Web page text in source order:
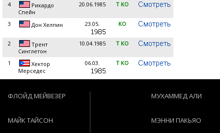
4
Рикардо
Спейн
20.06.1985 T KO
3 Дон Хелпин 23.05. KO
2
Трент
Синглетон
10.04.1985 T KO
1
Хектор
Мерседес
06.03. T KO
ФЛОЙД МЕЙВЕЗЕР
МАЙК ТАЙСОН
МУХАММЕД АЛИ
МЭННИ ПАКЬЯО